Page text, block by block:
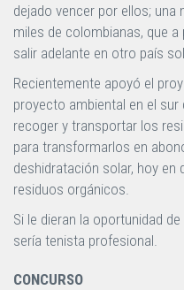
dejado vencer por ellos; una
miles de colombianas, que
salir adelante en otro país
Recientemente apoyó el
proyecto ambiental en el
recoger y transportar los
para transformarlos en
deshidratación solar, hoy en
residuos orgánicos.
Si le dieran la oportunidad
sería tenista profesional.
CONCURSO